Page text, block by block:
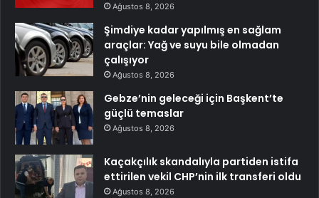
Ağustos 8, 2026
Şimdiye kadar yapılmış en sağlam
araçlar: Yağ ve suyu bile olmadan
çalışıyor
Ağustos 8, 2026
Gebze’nin geleceği için Başkent’te
güçlü temaslar
Ağustos 8, 2026
Kaçakçılık skandalıyla partiden istifa
ettirilen vekil CHP’nin ilk transferi oldu
Ağustos 8, 2026